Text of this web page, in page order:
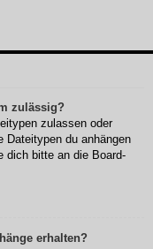
zulässig?
zulassen oder
du anhängen
dich bitte an die Board-
erhalten?